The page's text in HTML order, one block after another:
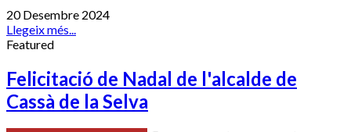
20 Desembre 2024
Llegeix més...
Featured
Felicitació de Nadal de l'alcalde de
Cassà de la Selva